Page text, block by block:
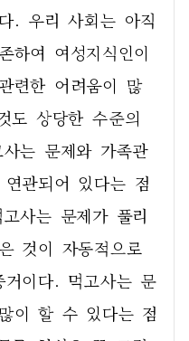
. 우리 사회는 아직
하여 여성지식인이
련한 어려움이 많
도 상당한 수준의
는 문제와 가족관
관되어 있다는 점
사는 문제가 풀리
것이 자동적으로
이다. 먹고사는 문
이 할 수 있다는 점